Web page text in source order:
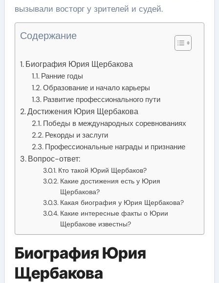
вызывали восторг у зрителей и судей.
Содержание
Биография Юрия Щербакова
Ранние годы
Образование и начало карьеры
Развитие профессионального пути
Достижения Юрия Щербакова
Победы в международных соревнованиях
Рекорды и заслуги
Профессиональные награды и признание
Вопрос-ответ:
Кто такой Юрий Щербаков?
Какие достижения есть у Юрия
Щербакова?
Какая биография у Юрия Щербакова?
Какие интересные факты о Юрии
Щербакове известны?
Биография Юрия
Щербакова